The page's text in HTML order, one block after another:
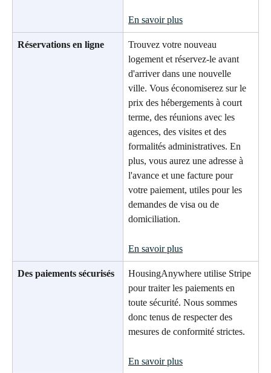
En savoir plus
Réservations en ligne
Trouvez votre nouveau
logement et réservez-le avant
d'arriver dans une nouvelle
ville. Vous économiserez sur le
prix des hébergements à court
terme, des réunions avec les
agences, des visites et des
formalités administratives. En
plus, vous aurez une adresse à
l'avance et une facture pour
votre paiement, utiles pour les
demandes de visa ou de
domiciliation.
En savoir plus
Des paiements sécurisés
HousingAnywhere utilise Stripe
pour traiter les paiements en
toute sécurité. Nous sommes
donc tenus de respecter des
mesures de conformité strictes.
En savoir plus